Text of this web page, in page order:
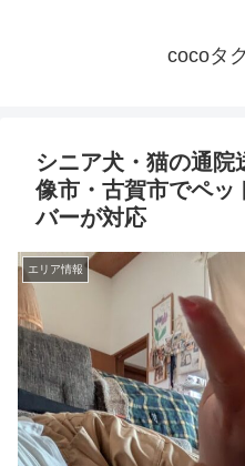
cocoタ
シニア犬・猫の通院
像市・古賀市でペッ
バーが対応
エリア情報